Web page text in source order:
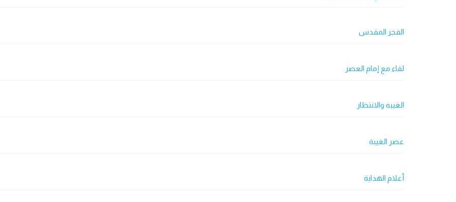
الفجر المقدس
لقاء مع إمام العصر
الغیبه والانتظار
عصر الغيبة
أعلام الهداية